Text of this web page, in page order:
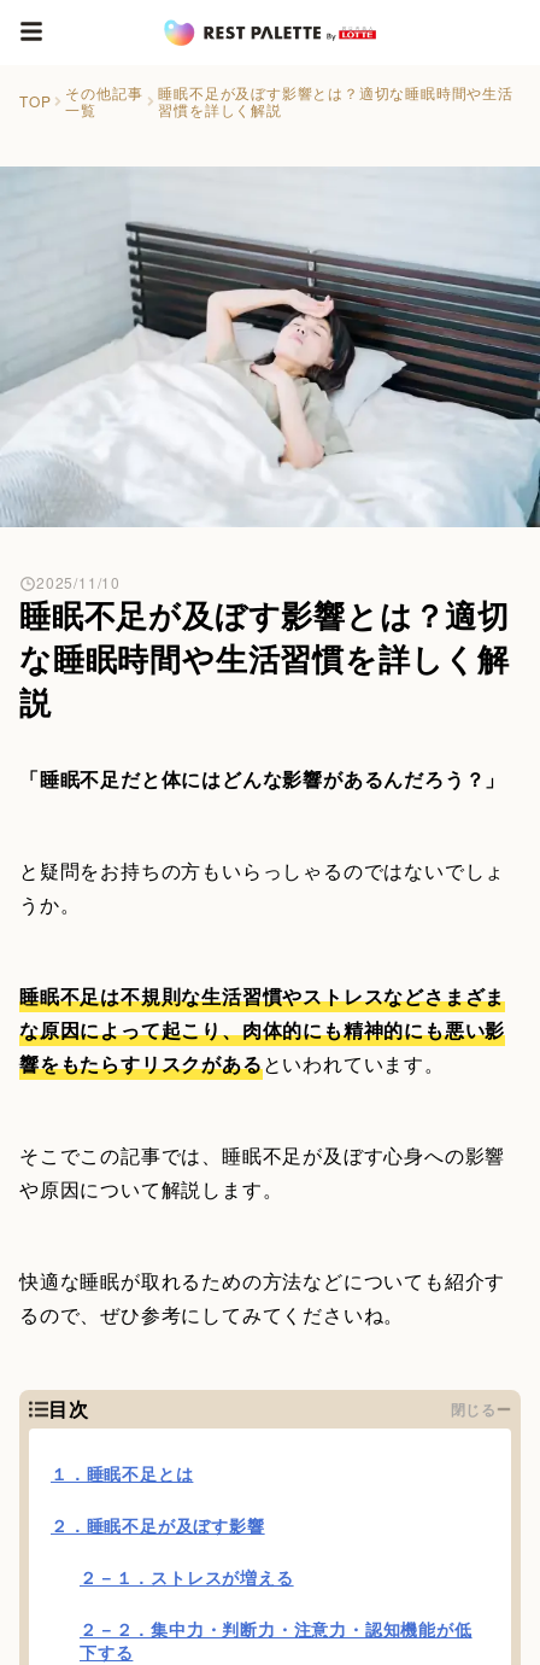
TOP
その他記事
一覧
睡眠不足が及ぼす影響とは？適切な睡眠時間や生活
習慣を詳しく解説
睡眠不足が及ぼす影響とは？適切
な睡眠時間や生活習慣を詳しく解
説
2025/11/10
「睡眠不足だと体にはどんな影響があるんだろう？」
と疑問をお持ちの方もいらっしゃるのではないでしょ
うか。
睡眠不足は不規則な生活習慣やストレスなどさまざま
な原因によって起こり、肉体的にも精神的にも悪い影
響をもたらすリスクがあるといわれています。
そこでこの記事では、睡眠不足が及ぼす心身への影響
や原因について解説します。
快適な睡眠が取れるための方法などについても紹介す
るので、ぜひ参考にしてみてくださいね。
目次 閉じる
１．睡眠不足とは
２．睡眠不足が及ぼす影響
２－１．ストレスが増える
２－２．集中力・判断力・注意力・認知機能が低
下する